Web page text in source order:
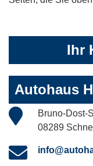
Ihr
Autohaus
Bruno-Dost-
08289